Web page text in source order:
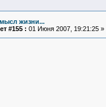
жизни...
#155 : 01 Июня 2007, 19:21:25 »